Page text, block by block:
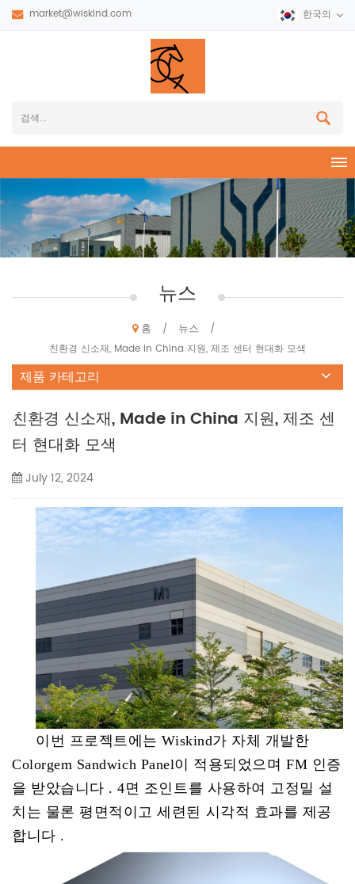
market@wiskind.com 한국의
뉴스
홈 / 뉴스
/
친환경 신소재, Made in China 지원, 제조 센터 현대화 모색
제품 카테고리
친환경 신소재, Made in China 지원, 제조 센
터 현대화 모색
July 12, 2024
이번 프로젝트에는 Wiskind가 자체 개발한
Colorgem Sandwich Panel이 적용되었으며 FM 인증
을 받았습니다 .4면 조인트를 사용하여 고정밀 설
치는 물론 평면적이고 세련된 시각적 효과를 제공
합니다 .